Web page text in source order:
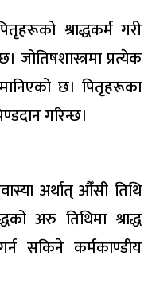
श्राद्धकर्म गरी
जोतिषशास्त्रमा प्रत्येक
छ। पितृहरूका
गरिन्छ।
अर्थात् औँसी तिथि
अरु तिथिमा श्राद्ध
सकिने कर्मकाण्डीय